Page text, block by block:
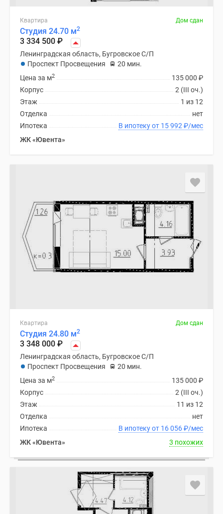
Квартира Дом сдан
Студия 24.70 м2
3 334 500 ₽
Ленинградская область, Бугровское С/П
Проспект Просвещения
20 мин.
135 000 ₽
Цена за м2
2 (III оч.)
Корпус
1 из 12
Этаж
нет
Отделка
В ипотеку от 15 992 ₽/мес
Ипотека
ЖК «Ювента»
Квартира Дом сдан
Студия 24.80 м2
3 348 000 ₽
Ленинградская область, Бугровское С/П
Проспект Просвещения
20 мин.
135 000 ₽
Цена за м2
2 (III оч.)
Корпус
11 из 12
Этаж
нет
Отделка
В ипотеку от 16 056₽/мес
Ипотека
ЖК «Ювента»
3 похожих